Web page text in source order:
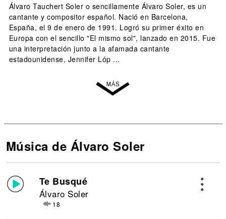
Álvaro Tauchert Soler o sencillamente Álvaro Soler, es un
cantante y compositor español. Nació en Barcelona,
España, el 9 de enero de 1991. Logró su primer éxito en
Europa con el sencillo "El mismo sol", lanzado en 2015. Fue
una interpretación junto a la afamada cantante
estadounidense, Jennifer Lóp ...
Música de Álvaro Soler
Te Busqué
Álvaro Soler
18